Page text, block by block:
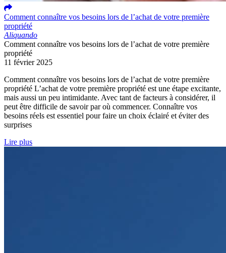
Comment connaître vos besoins lors de l’achat de votre première
propriété
Aliquando
Comment connaître vos besoins lors de l’achat de votre première
propriété
11 février 2025
Comment connaître vos besoins lors de l’achat de votre première
propriété L’achat de votre première propriété est une étape excitante,
mais aussi un peu intimidante. Avec tant de facteurs à considérer, il
peut être difficile de savoir par où commencer. Connaître vos
besoins réels est essentiel pour faire un choix éclairé et éviter des
surprises
Lire plus